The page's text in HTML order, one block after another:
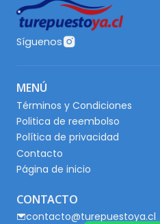
Síguenos
MENÚ
Términos y Condiciones
Politica de reembolso
Política de privacidad
Contacto
Página de inicio
CONTACTO
contacto@turepuestoya.cl